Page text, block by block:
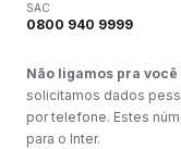
SAC
0800 940 9999
Não ligamos pra
solicitamos dados
por telefone. Estes
para o Inter.